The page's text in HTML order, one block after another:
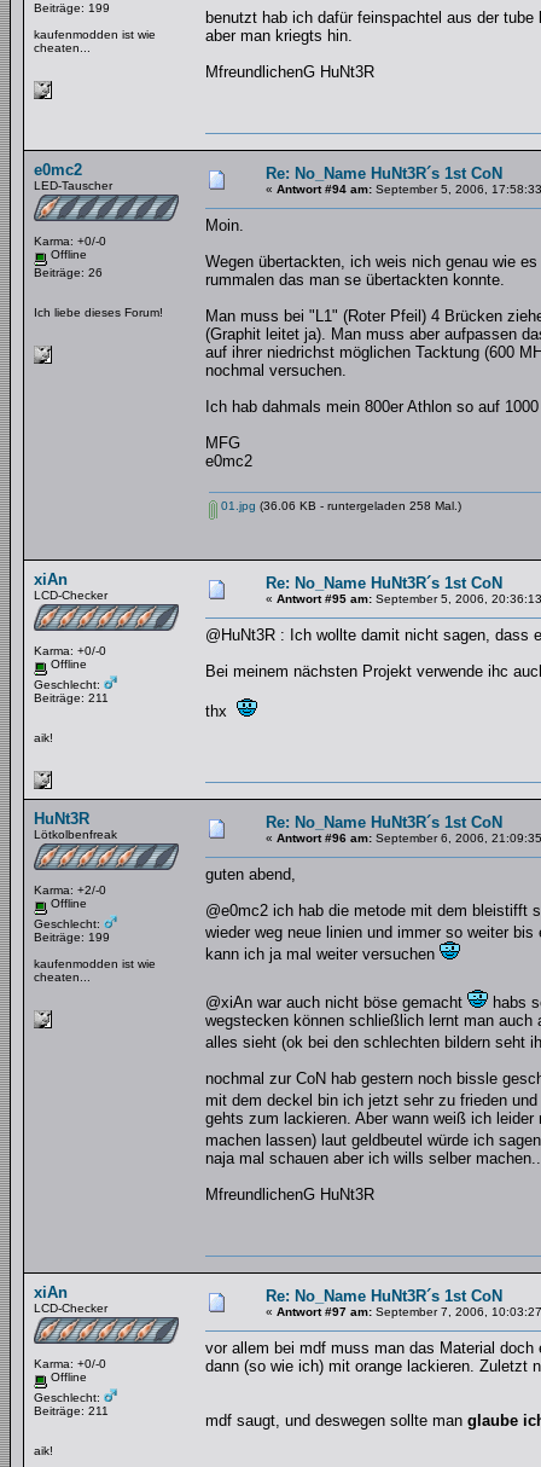
Beiträge: 199
kaufenmodden ist wie
cheaten...
benutzt hab ich dafür feinspachtel aus der
aber man kriegts hin.
MfreundlichenG HuNt3R
e0mc2
LED-Tauscher
Karma: +0/-0
Offline
Beiträge: 26
Ich liebe dieses Forum!
Re: No_Name HuNt3R´s 1st CoN
« Antwort #94 am: September 5, 2006,
Moin.
Wegen übertackten, ich weis nich genau wie
rummalen das man se übertackten konnte.
Man muss bei "L1" (Roter Pfeil) 4 Brücken
(Graphit leitet ja). Man muss aber aufpassen
auf ihrer niedrichst möglichen Tacktung (600
nochmal versuchen.
Ich hab dahmals mein 800er Athlon so auf
MFG
e0mc2
01.jpg (36.06 KB - runtergeladen 258 Mal.)
xiAn
LCD-Checker
Karma: +0/-0
Offline
Geschlecht:
Beiträge: 211
aik!
Re: No_Name HuNt3R´s 1st CoN
« Antwort #95 am: September 5, 2006,
@HuNt3R : Ich wollte damit nicht sagen,
Bei meinem nächsten Projekt verwende ihc
thx
HuNt3R
Lötkolbenfreak
Karma: +2/-0
Offline
Geschlecht:
Beiträge: 199
kaufenmodden ist wie
cheaten...
Re: No_Name HuNt3R´s 1st CoN
« Antwort #96 am: September 6, 2006,
guten abend,
@e0mc2 ich hab die metode mit dem bleistifft
wieder weg neue linien und immer so weiter
kann ich ja mal weiter versuchen
@xiAn war auch nicht böse gemacht
habs
wegstecken können schließlich lernt man
alles sieht (ok bei den schlechten bildern seht
nochmal zur CoN hab gestern noch bissle
mit dem deckel bin ich jetzt sehr zu frieden
gehts zum lackieren. Aber wann weiß ich
machen lassen) laut geldbeutel würde ich
naja mal schauen aber ich wills selber
MfreundlichenG HuNt3R
xiAn
LCD-Checker
Karma: +0/-0
Offline
Geschlecht:
Beiträge: 211
aik!
Re: No_Name HuNt3R´s 1st CoN
« Antwort #97 am: September 7, 2006,
vor allem bei mdf muss man das Material
dann (so wie ich) mit orange lackieren. Zuletzt
mdf saugt, und deswegen sollte man glaube